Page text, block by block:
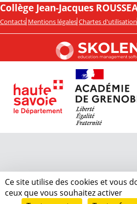
Collège Jean-Jacques
Contacts Mentions légales Chartes d'utilisation
Ce site utilise des cookies et vous
ceux que vous souhaitez activer